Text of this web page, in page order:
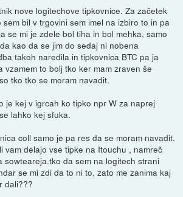
nove logitechove tipkovnice. Za začetek
bil v trgovini sem imel na izbiro to in pa
se mi je zdele bol tiha in bol mehka, samo
kao da se jim do sedaj ni nobena
takoh naredila in tipkovnica BTC pa ja
vzamem to bolj tko ker mam zraven še
tko tko se moram navadit.
je kej v igrcah ko tipko npr W za naprej
lahko kej sfuka.
coll samo je pa res da se moram navadit.
vam delajo vse tipke na Itouchu , namreč
sowteareja.tko da sem na logitech strani
se mi zdi da to ni to, zato me zanima kaj
dali???